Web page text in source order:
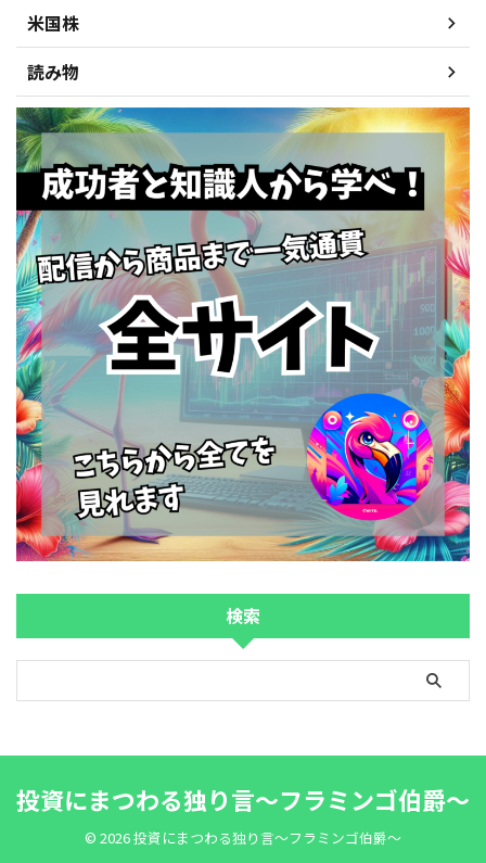
米国株
読み物
検索
投資にまつわる独り言～フラミンゴ伯爵～
© 2026 投資にまつわる独り言～フラミンゴ伯爵～